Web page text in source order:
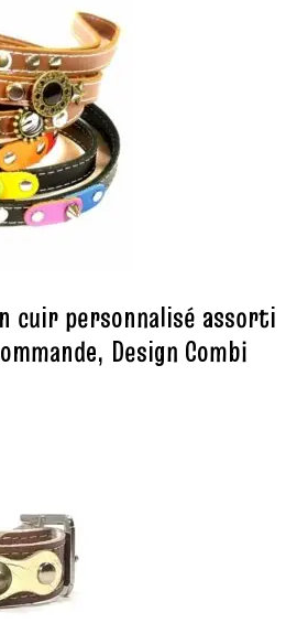
cuir personnalisé assorti
Design Combi